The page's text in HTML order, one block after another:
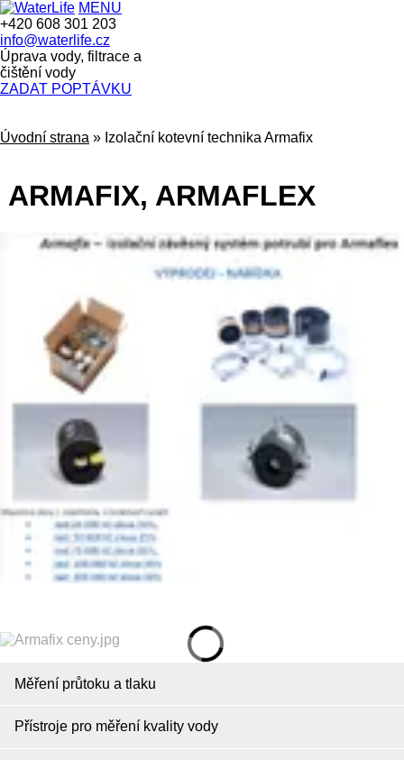
MENU
+420 608 301 203
info@waterlife.cz
Úprava vody, filtrace a
čištění vody
ZADAT POPTÁVKU
Úvodní strana » Izolační kotevní technika Armafix
ARMAFIX, ARMAFLEX
Měření průtoku a tlaku
Přístroje pro měření kvality vody